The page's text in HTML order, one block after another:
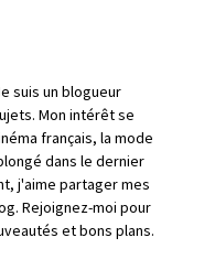
suis un blogueur
Mon intérêt se
français, la mode
dans le dernier
j'aime partager mes
Rejoignez-moi pour
et bons plans.